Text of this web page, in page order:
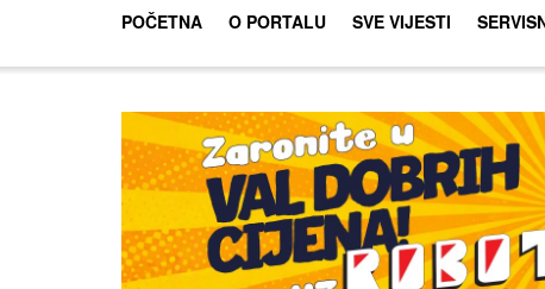
POČETNA O PORTALU SVE VIJESTI